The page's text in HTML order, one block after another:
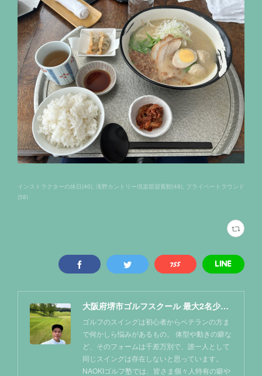
インストラクターの休日 (40) 滝野カントリー倶楽部迎賓館(48) プライベートラウンド
(58)
大阪府堺市ゴルフスクール 最大2名少人数レッスン NAOKIゴルフ塾
ゴルフのスイングは初心者からベテランの方ま
で何かしら悩みがあるもの。 体型や動きの癖な
ど、そのフォームは千差万別で、誰一人として
同じスイングは存在しないと思っています。
NAOKIゴルフ塾では、皆さま個々人特有の癖や